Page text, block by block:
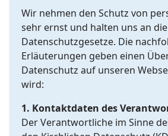
Wir nehmen den Schutz von
sehr ernst und halten uns an
Datenschutzgesetze. Die
Erläuterungen geben einen
Datenschutz auf unseren
wird:
1. Kontaktdaten des
Der Verantwortliche im Sinne